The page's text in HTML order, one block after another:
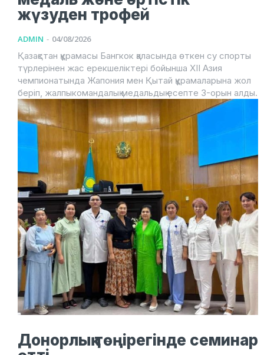
жүзуден трофей
ADMIN - 04/08/2026
Қазақстан құрамасы Бангкок қаласында өткен су спорты
түрлерінен жас ерекшеліктері бойынша XII Азия
чемпионатында Жапония мен Қытай құрамаларына жол
беріп, жалпыкомандалық медальдық есепте 3-орын алды.
Донорлық төңірегінде семинар